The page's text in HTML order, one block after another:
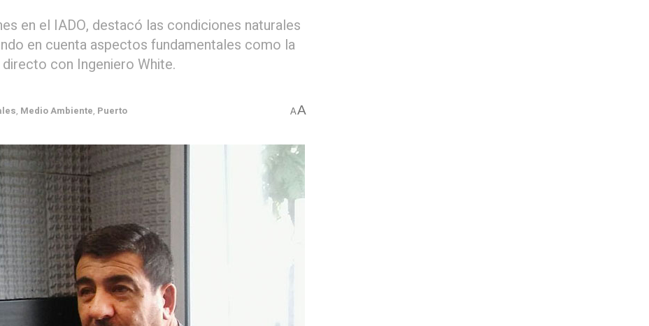
en el IADO, destacó las condiciones naturales
en cuenta aspectos fundamentales como la
con Ingeniero White.
, Medio Ambiente, Puerto AA